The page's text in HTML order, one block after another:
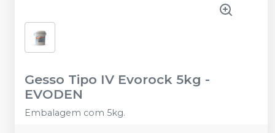
Gesso Tipo IV Evorock 5kg -
EVODEN
Embalagem com 5kg.